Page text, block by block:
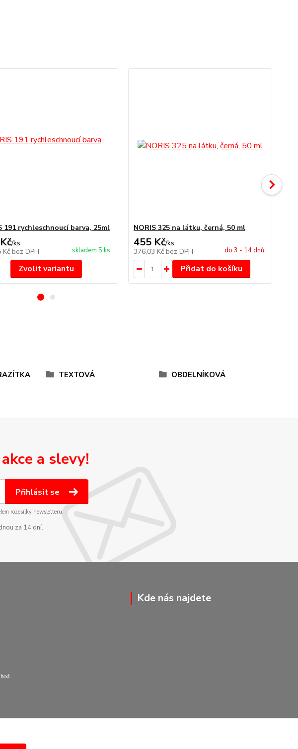
191 rychleschnoucí barva, 25ml
/ks
Kč bez DPH skladem 5 ks
Zvolit variantu
NORIS 325 na látku, černá, 50 ml
455 Kč/ks
376,03 Kč bez DPH do 3 - 14 dnů
Přidat do košíku
TEXTOVÁ OBDELNÍKOVÁ
a slevy!
Přihlásit se
rozesílky newsletteru.
za 14 dní.
Kde nás najdete